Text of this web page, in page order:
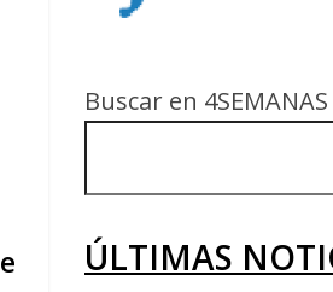
Buscar en 4SEMANAS
ÚLTIMAS